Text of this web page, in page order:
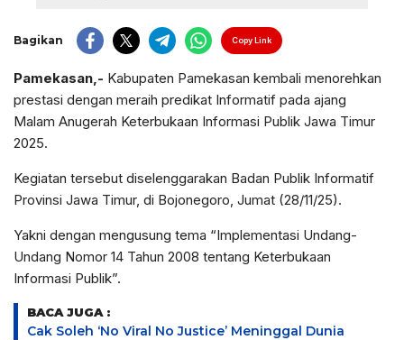
Bagikan Copy Link
Pamekasan,- Kabupaten Pamekasan kembali menorehkan
prestasi dengan meraih predikat Informatif pada ajang
Malam Anugerah Keterbukaan Informasi Publik Jawa Timur
2025.
Kegiatan tersebut diselenggarakan Badan Publik Informatif
Provinsi Jawa Timur, di Bojonegoro, Jumat (28/11/25).
Yakni dengan mengusung tema “Implementasi Undang-
Undang Nomor 14 Tahun 2008 tentang Keterbukaan
Informasi Publik”.
BACA JUGA :
Cak Soleh ‘No Viral No Justice’ Meninggal Dunia